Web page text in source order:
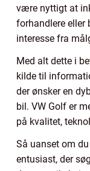
være nyttigt at
forhandlere eller
interesse fra
Med alt dette i
kilde til
der ønsker en
bil. VW Golf er
på kvalitet,
Så uanset om
entusiast, der